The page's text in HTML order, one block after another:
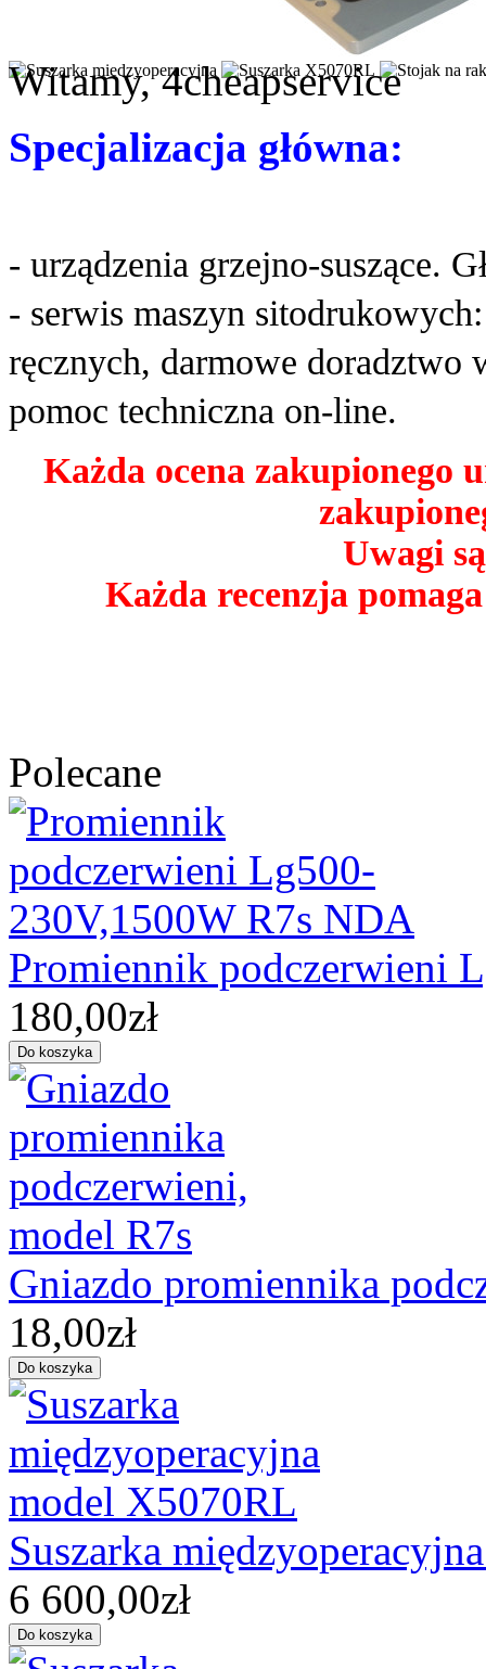
Witamy, 4cheapservice
Specjalizacja główna:
- urządzenia grzejno-suszące.
- serwis maszyn
ręcznych, darmowe doradztwo
pomoc techniczna on-line.
Każda ocena zakupionego
Uwagi
Każda recenzja
Polecane
Promiennik podczerwieni
180,00zł
Gniazdo promiennika
18,00zł
Suszarka
6 600,00zł